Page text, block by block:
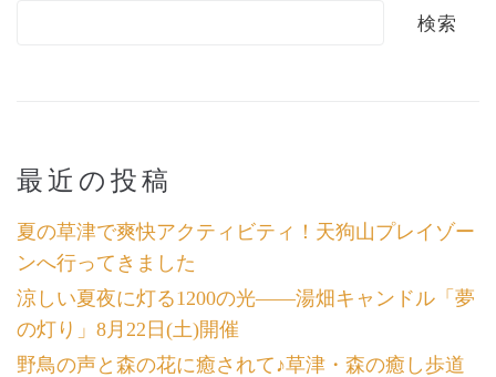
検索
最近の投稿
夏の草津で爽快アクティビティ！天狗山プレイゾー
ンへ行ってきました
涼しい夏夜に灯る1200の光――湯畑キャンドル「夢
の灯り」8月22日(土)開催
野鳥の声と森の花に癒されて♪草津・森の癒し歩道